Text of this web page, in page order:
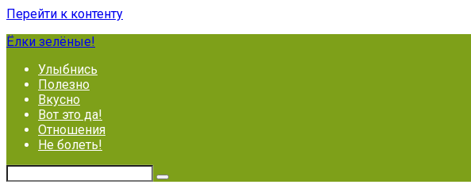
Перейти к контенту
Ёлки зелёные!
Улыбнись
Полезно
Вкусно
Вот это да!
Отношения
Не болеть!